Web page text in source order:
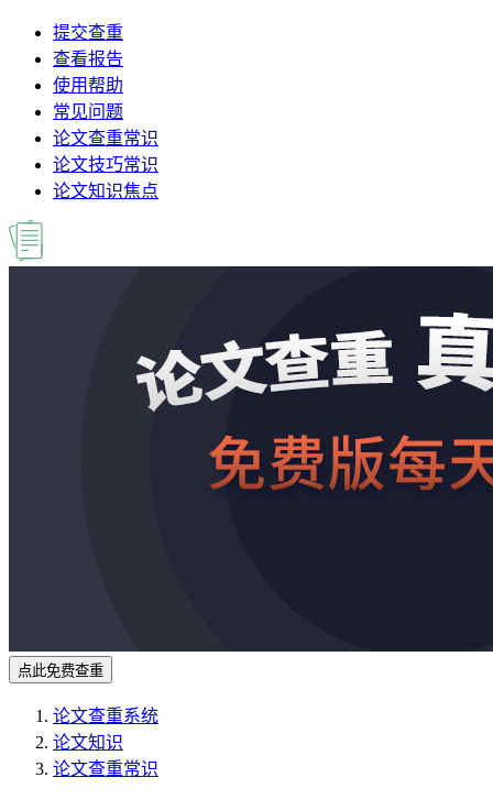
提交查重
查看报告
使用帮助
常见问题
论文查重常识
论文技巧常识
论文知识焦点
点此免费查重
论文查重系统
论文知识
论文查重常识